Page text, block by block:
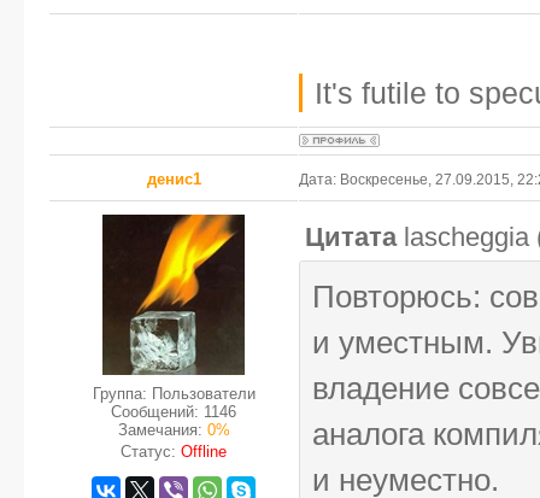
It's futile to
денис1 Дата: Воскресенье, 27.09.2015,
Группа: Пользователи
Сообщений: 1146
Замечания: 0%
Статус: Offline
Цитата lascheggia
Повторюсь:
и уместным.
владение
аналога
и неуместно.